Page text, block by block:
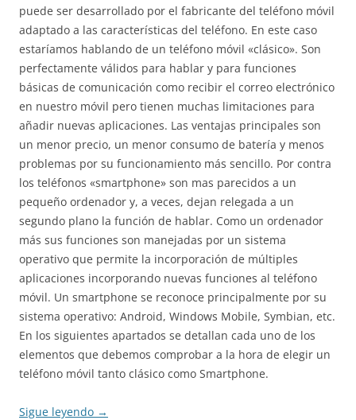
puede ser desarrollado por el fabricante del teléfono móvil
adaptado a las características del teléfono. En este caso
estaríamos hablando de un teléfono móvil «clásico». Son
perfectamente válidos para hablar y para funciones
básicas de comunicación como recibir el correo electrónico
en nuestro móvil pero tienen muchas limitaciones para
añadir nuevas aplicaciones. Las ventajas principales son
un menor precio, un menor consumo de batería y menos
problemas por su funcionamiento más sencillo. Por contra
los teléfonos «smartphone» son mas parecidos a un
pequeño ordenador y, a veces, dejan relegada a un
segundo plano la función de hablar. Como un ordenador
más sus funciones son manejadas por un sistema
operativo que permite la incorporación de múltiples
aplicaciones incorporando nuevas funciones al teléfono
móvil. Un smartphone se reconoce principalmente por su
sistema operativo: Android, Windows Mobile, Symbian, etc.
En los siguientes apartados se detallan cada uno de los
elementos que debemos comprobar a la hora de elegir un
teléfono móvil tanto clásico como Smartphone.
Sigue leyendo →